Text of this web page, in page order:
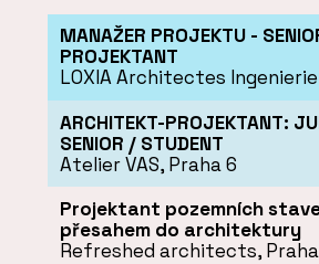
MANAŽER PROJEKTU -
PROJEKTANT
LOXIA Architectes
ARCHITEKT-PROJEKTANT:
SENIOR / STUDENT
Atelier VAS, Praha 6
Projektant pozemních
přesahem do architektury
Refreshed architects, Praha